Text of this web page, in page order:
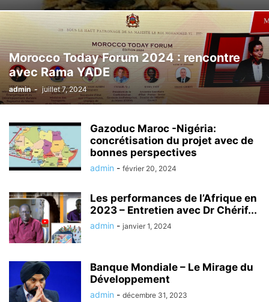
Morocco Today Forum 2024 : rencontre
avec Rama YADE
admin - juillet 7, 2024
Gazoduc Maroc -Nigéria:
concrétisation du projet avec de
bonnes perspectives
admin - février 20, 2024
Les performances de l’Afrique en
2023 – Entretien avec Dr Chérif...
admin - janvier 1, 2024
Banque Mondiale – Le Mirage du
Développement
admin - décembre 31, 2023